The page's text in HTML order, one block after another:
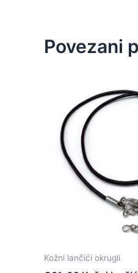
Povezani
Kožni lančići okrugli